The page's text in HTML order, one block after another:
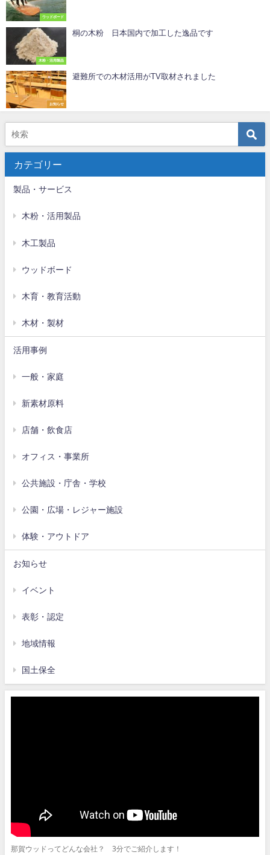
ウッドボード
木粉・活用製品
桐の木粉 日本国内で加工した逸品です
お知らせ
避難所での木材活用がTV取材されました
カテゴリー
製品・サービス
木粉・活用製品
木工製品
ウッドボード
木育・教育活動
木材・製材
活用事例
一般・家庭
新素材原料
店舗・飲食店
オフィス・事業所
公共施設・庁舎・学校
公園・広場・レジャー施設
体験・アウトドア
お知らせ
イベント
表彰・認定
地域情報
国土保全
那賀ウッドってどんな会社？ 3分でご紹介します！